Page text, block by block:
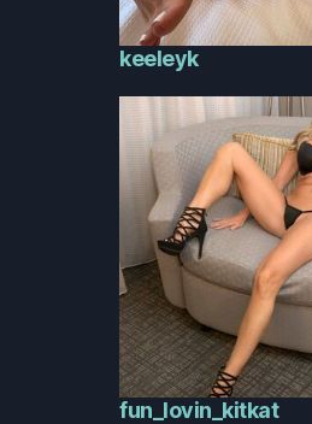
keeleyk
fun_lovin_kitkat